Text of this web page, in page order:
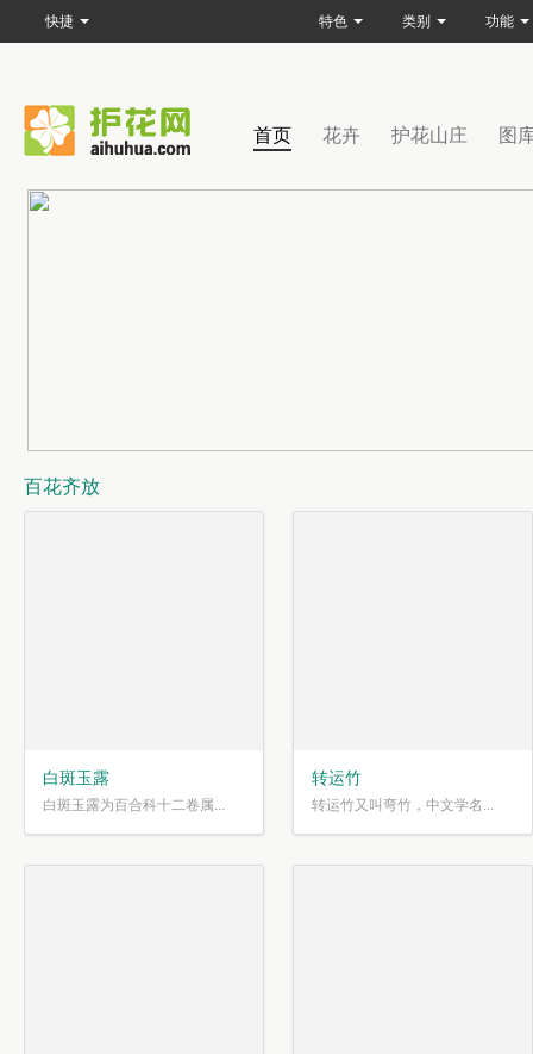
首页 花卉 护花山庄 图
百花齐放
白斑玉露
白斑玉露为百合科十二卷属...
转运竹
转运竹又叫弯竹，中文学名...
快捷 特色 类别 功能